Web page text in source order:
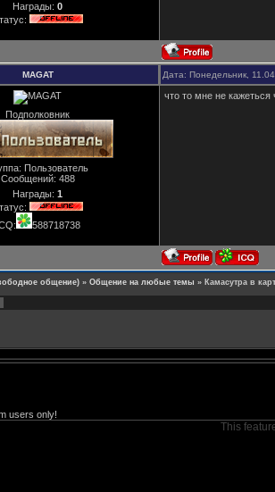
Награды: 0
MAGAT Дата: Понедельник,
Подполковник
Пользователь
Сообщений: 488
Награды: 1
588718738
что то мне не кажеться
общение) » Общение на любые темы » Камасутра в
users only!
This